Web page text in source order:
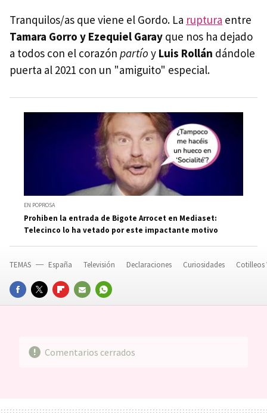
Tranquilos/as que viene el Gordo. La ruptura entre
Tamara Gorro y Ezequiel Garay que nos ha dejado
a todos con el corazón partío y Luis Rollán dándole
puerta al 2021 con un "amiguito" especial.
EN POPROSA
Prohiben la entrada de Bigote Arrocet en Mediaset:
Telecinco lo ha vetado por este impactante motivo
FACEBOOKTWITTERFLIPBOARD
E-
WHATSAPP
TEMAS España Televisión Declaraciones Curiosidades Cotilleos
Comentarios cerrados